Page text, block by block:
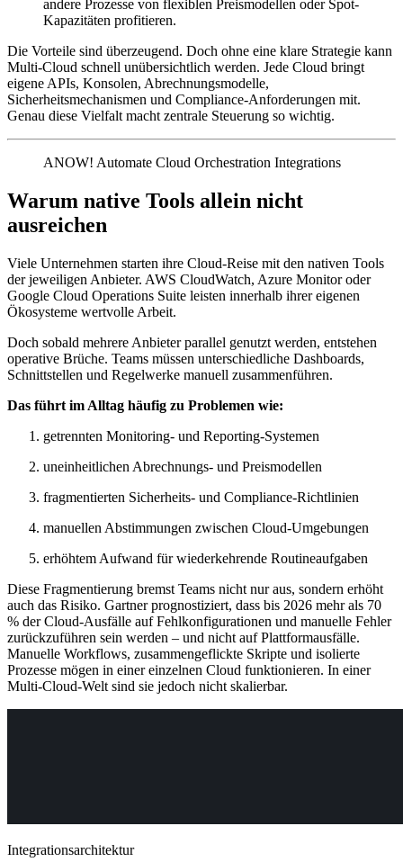
andere Prozesse von flexiblen Preismodellen oder Spot-
Kapazitäten profitieren.
Die Vorteile sind überzeugend. Doch ohne eine klare Strategie kann
Multi-Cloud schnell unübersichtlich werden. Jede Cloud bringt
eigene APIs, Konsolen, Abrechnungsmodelle,
Sicherheitsmechanismen und Compliance-Anforderungen mit.
Genau diese Vielfalt macht zentrale Steuerung so wichtig.
ANOW! Automate Cloud Orchestration Integrations
Warum native Tools allein nicht
ausreichen
Viele Unternehmen starten ihre Cloud-Reise mit den nativen Tools
der jeweiligen Anbieter. AWS CloudWatch, Azure Monitor oder
Google Cloud Operations Suite leisten innerhalb ihrer eigenen
Ökosysteme wertvolle Arbeit.
Doch sobald mehrere Anbieter parallel genutzt werden, entstehen
operative Brüche. Teams müssen unterschiedliche Dashboards,
Schnittstellen und Regelwerke manuell zusammenführen.
Das führt im Alltag häufig zu Problemen wie:
getrennten Monitoring- und Reporting-Systemen
uneinheitlichen Abrechnungs- und Preismodellen
fragmentierten Sicherheits- und Compliance-Richtlinien
manuellen Abstimmungen zwischen Cloud-Umgebungen
erhöhtem Aufwand für wiederkehrende Routineaufgaben
Diese Fragmentierung bremst Teams nicht nur aus, sondern erhöht
auch das Risiko. Gartner prognostiziert, dass bis 2026 mehr als 70
% der Cloud-Ausfälle auf Fehlkonfigurationen und manuelle Fehler
zurückzuführen sein werden – und nicht auf Plattformausfälle.
Manuelle Workflows, zusammengeflickte Skripte und isolierte
Prozesse mögen in einer einzelnen Cloud funktionieren. In einer
Multi-Cloud-Welt sind sie jedoch nicht skalierbar.
Integrationsarchitektur